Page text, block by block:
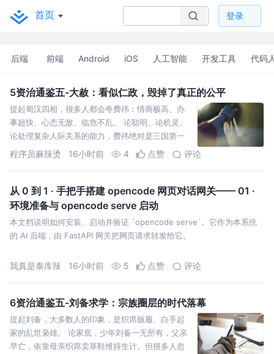
首页 登录
后端 前端 Android iOS 人工智能 开发工具 代码
5资治通鉴五-大赦：看似仁政，毁掉了真正的公平
提起蜀汉四相，很多人都会夸费祎：情商极高、办
事超快、心态无敌、临危不乱。 论聪明、论机灵、
论处理复杂人际关系的能力，费祎绝对是三国第一
梯队。 但读完《资治通鉴》里延熙九年大赦这件
程序员麻辣烫 16小时前 4 点赞 评论
从 0 到 1 · 手把手搭建 opencode 网页对话网关—— 01 ·
环境准备与 opencode serve 启动
本文档说明如何安装、启动并验证 `opencode serve`。它作为本系统
的 AI 后端，由 FastAPI 网关把网页请求转发给它。
我真是泰库辣 16小时前 5 点赞 评论
6资治通鉴五‑刘备求学：宗族圈层的时代落幕
提起刘备，大多数人的印象，是织席贩履、白手起
家的乱世枭雄。 论家底，少年刘备一无所有，父亲
早亡，依靠母亲织席卖草鞋维持生计。但很多人忽